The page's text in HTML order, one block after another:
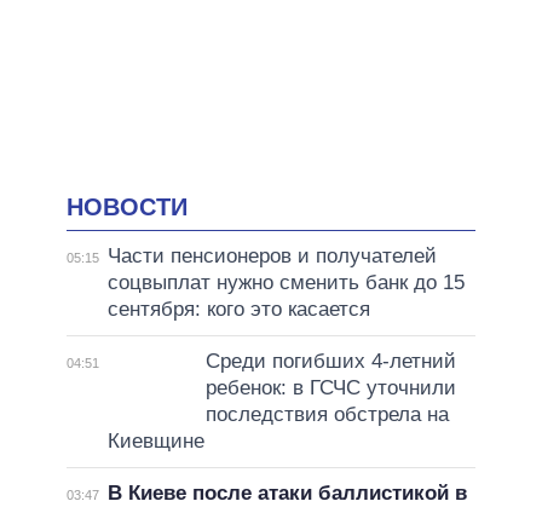
НОВОСТИ
05:15
Части пенсионеров и получателей
соцвыплат нужно сменить банк до 15
сентября: кого это касается
04:51
Среди погибших 4-летний
ребенок: в ГСЧС уточнили
последствия обстрела на
Киевщине
03:47
В Киеве после атаки баллистикой в